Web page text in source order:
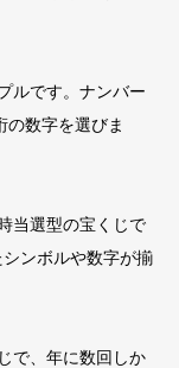
ルです。ナンバー
の数字を選びま
当選型の宝くじで
ンボルや数字が揃
で、年に数回しか